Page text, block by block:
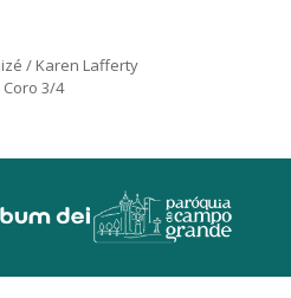
/ Karen Lafferty
3/4